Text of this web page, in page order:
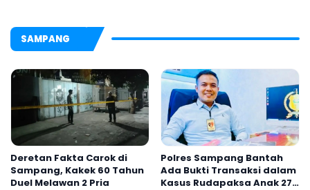
SAMPANG
Deretan Fakta Carok di
Sampang, Kakek 60 Tahun
Duel Melawan 2 Pria
Polres Sampang Bantah
Ada Bukti Transaksi dalam
Kasus Rudapaksa Anak 27